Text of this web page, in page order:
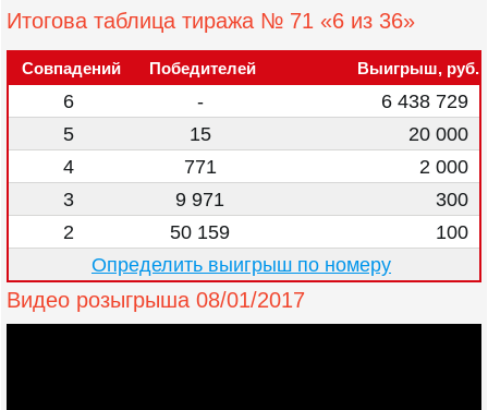
Итогова таблица тиража № 71 «6 из 36»
Совпадений Победителей Выигрыш, руб.
6 -
6 438 729
5
15
20 000
4
771
2 000
3
9 971
300
2
50 159
100
Определить выигрыш по номеру
Видео розыгрыша 08/01/2017